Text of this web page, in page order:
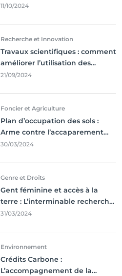
l'incontournable ’agriculture
11/10/2024
Recherche et Innovation
Travaux scientifiques : comment
améliorer l’utilisation des
résultats coince
21/09/2024
Foncier et Agriculture
Plan d’occupation des sols :
Arme contre l’accaparement
des terres
30/03/2024
Genre et Droits
Gent féminine et accès à la
terre : L’interminable recherche
des droits
31/03/2024
Environnement
Crédits Carbone :
L’accompagnement de la